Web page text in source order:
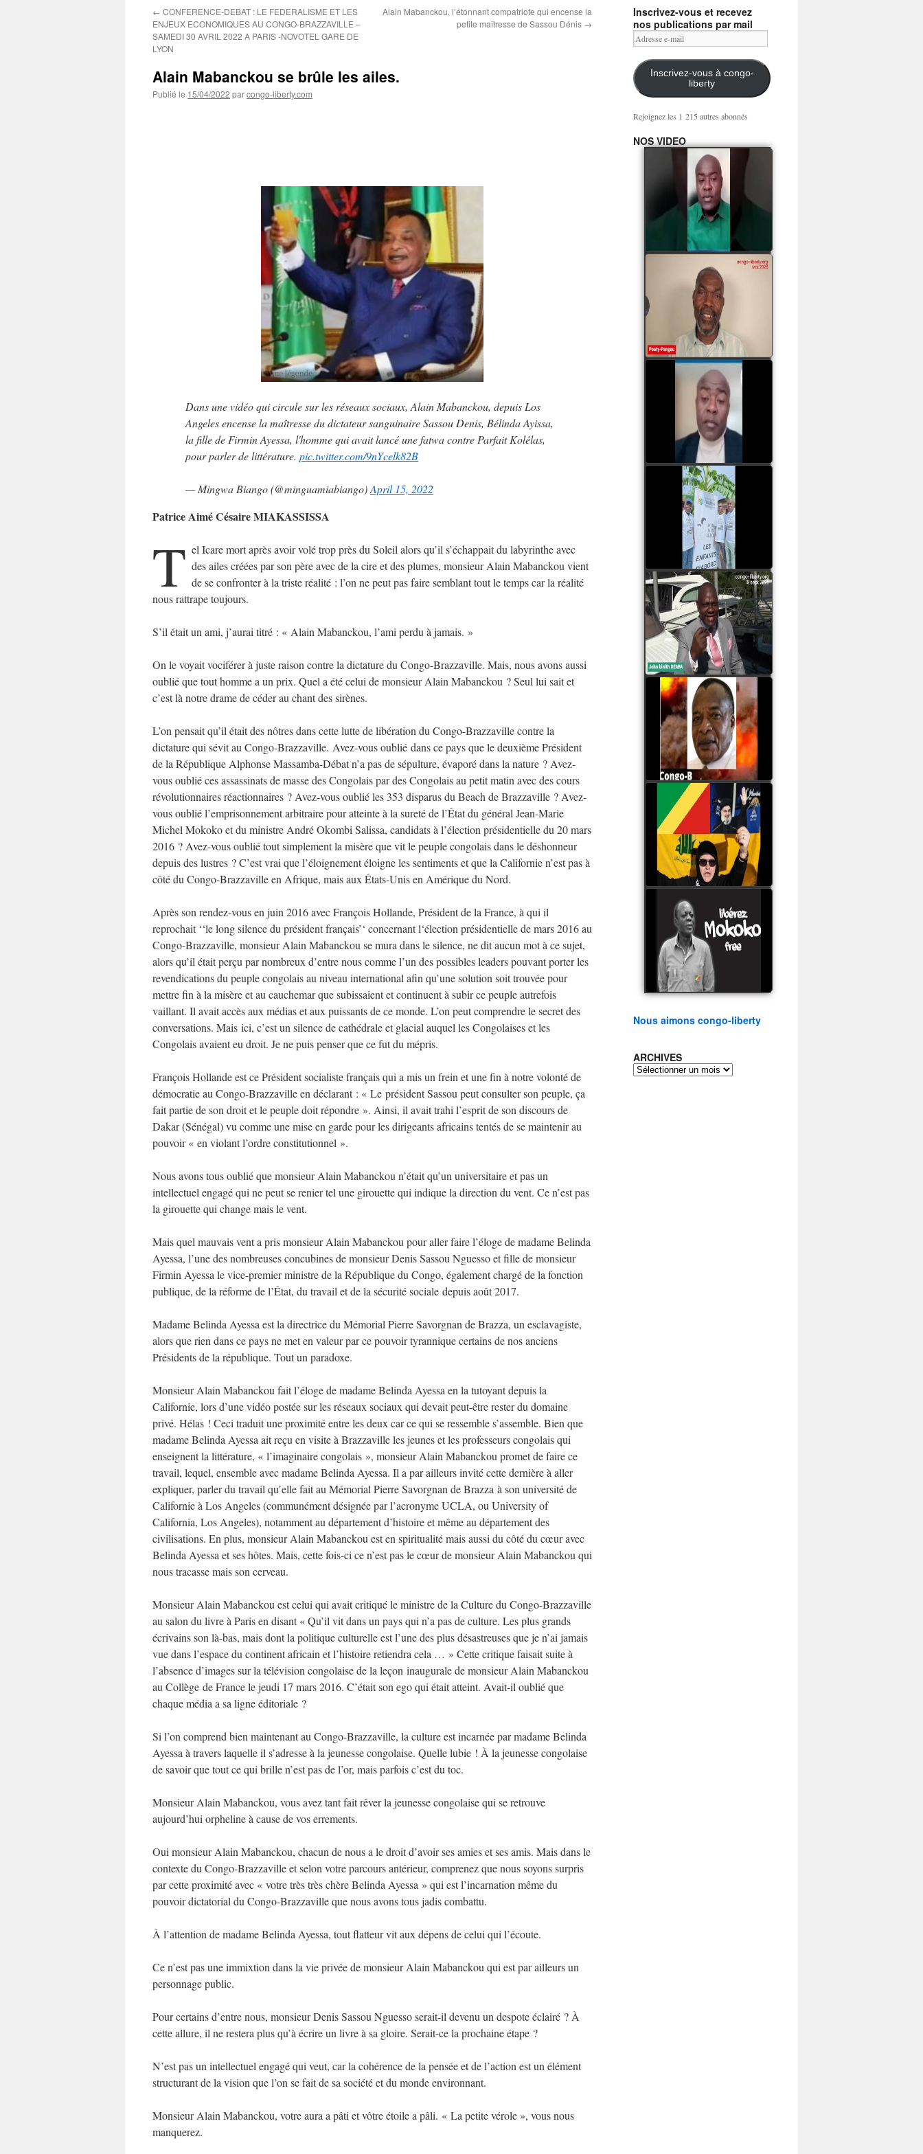
← CONFERENCE-DEBAT : LE FEDERALISME ET LES
ENJEUX ECONOMIQUES AU CONGO-BRAZZAVILLE –
SAMEDI 30 AVRIL 2022 A PARIS -NOVOTEL GARE DE
LYON
Alain Mabanckou, l’étonnant compatriote qui encense la
petite maîtresse de Sassou Dénis →
Alain Mabanckou se brûle les ailes.
Publié le 15/04/2022 parcongo-liberty.com
Dans une vidéo qui circule sur les réseaux sociaux, Alain Mabanckou, depuis Los
Angeles encense la maîtresse du dictateur sanguinaire Sassou Denis, Bélinda Ayissa,
la fille de Firmin Ayessa, l'homme qui avait lancé une fatwa contre Parfait Kolélas,
pour parler de littérature. pic.twitter.com/9nYcelk82B
— Mingwa Biango (@minguamiabiango)April 15, 2022
Patrice Aimé Césaire MIAKASSISSA
T el Icare mort après avoir volé trop près du Soleil alors qu’il s’échappait du labyrinthe avec
des ailes créées par son père avec de la cire et des plumes, monsieur Alain Mabanckou vient
de se confronter à la triste réalité : l’on ne peut pas faire semblant tout le temps car la réalité
nous rattrape toujours.
S’il était un ami, j’aurai titré : « Alain Mabanckou, l’ami perdu à jamais. »
On le voyait vociférer à juste raison contre la dictature du Congo-Brazzaville. Mais, nous avons aussi
oublié que tout homme a un prix. Quel a été celui de monsieur Alain Mabanckou ? Seul lui sait et
c’est là notre drame de céder au chant des sirènes.
L’on pensait qu’il était des nôtres dans cette lutte de libération du Congo-Brazzaville contre la
dictature qui sévit au Congo-Brazzaville. Avez-vous oublié dans ce pays que le deuxième Président
de la République Alphonse Massamba-Débat n’a pas de sépulture, évaporé dans la nature ? Avez-
vous oublié ces assassinats de masse des Congolais par des Congolais au petit matin avec des cours
révolutionnaires réactionnaires ? Avez-vous oublié les 353 disparus du Beach de Brazzaville ? Avez-
vous oublié l’emprisonnement arbitraire pour atteinte à la sureté de l’État du général Jean-Marie
Michel Mokoko et du ministre André Okombi Salissa, candidats à l’élection présidentielle du 20 mars
2016 ? Avez-vous oublié tout simplement la misère que vit le peuple congolais dans le déshonneur
depuis des lustres ? C’est vrai que l’éloignement éloigne les sentiments et que la Californie n’est pas à
côté du Congo-Brazzaville en Afrique, mais aux États-Unis en Amérique du Nord.
Après son rendez-vous en juin 2016 avec François Hollande, Président de la France, à qui il
reprochait ‘‘le long silence du président français’‘ concernant l‘élection présidentielle de mars 2016 au
Congo-Brazzaville, monsieur Alain Mabanckou se mura dans le silence, ne dit aucun mot à ce sujet,
alors qu’il était perçu par nombreux d’entre nous comme l’un des possibles leaders pouvant porter les
revendications du peuple congolais au niveau international afin qu’une solution soit trouvée pour
mettre fin à la misère et au cauchemar que subissaient et continuent à subir ce peuple autrefois
vaillant. Il avait accès aux médias et aux puissants de ce monde. L’on peut comprendre le secret des
conversations. Mais ici, c’est un silence de cathédrale et glacial auquel les Congolaises et les
Congolais avaient eu droit. Je ne puis penser que ce fut du mépris.
François Hollande est ce Président socialiste français qui a mis un frein et une fin à notre volonté de
démocratie au Congo-Brazzaville en déclarant : « Le président Sassou peut consulter son peuple, ça
fait partie de son droit et le peuple doit répondre ». Ainsi, il avait trahi l’esprit de son discours de
Dakar (Sénégal) vu comme une mise en garde pour les dirigeants africains tentés de se maintenir au
pouvoir « en violant l’ordre constitutionnel ».
Nous avons tous oublié que monsieur Alain Mabanckou n’était qu’un universitaire et pas un
intellectuel engagé qui ne peut se renier tel une girouette qui indique la direction du vent. Ce n’est pas
la girouette qui change mais le vent.
Mais quel mauvais vent a pris monsieur Alain Mabanckou pour aller faire l’éloge de madame Belinda
Ayessa, l’une des nombreuses concubines de monsieur Denis Sassou Nguesso et fille de monsieur
Firmin Ayessa le vice-premier ministre de la République du Congo, également chargé de la fonction
publique, de la réforme de l’État, du travail et de la sécurité sociale depuis août 2017.
Madame Belinda Ayessa est la directrice du Mémorial Pierre Savorgnan de Brazza, un esclavagiste,
alors que rien dans ce pays ne met en valeur par ce pouvoir tyrannique certains de nos anciens
Présidents de la république. Tout un paradoxe.
Monsieur Alain Mabanckou fait l’éloge de madame Belinda Ayessa en la tutoyant depuis la
Californie, lors d’une vidéo postée sur les réseaux sociaux qui devait peut-être rester du domaine
privé. Hélas ! Ceci traduit une proximité entre les deux car ce qui se ressemble s’assemble. Bien que
madame Belinda Ayessa ait reçu en visite à Brazzaville les jeunes et les professeurs congolais qui
enseignent la littérature, « l’imaginaire congolais », monsieur Alain Mabanckou promet de faire ce
travail, lequel, ensemble avec madame Belinda Ayessa. Il a par ailleurs invité cette dernière à aller
expliquer, parler du travail qu’elle fait au Mémorial Pierre Savorgnan de Brazza à son université de
Californie à Los Angeles (communément désignée par l’acronyme UCLA, ou University of
California, Los Angeles), notamment au département d’histoire et même au département des
civilisations. En plus, monsieur Alain Mabanckou est en spiritualité mais aussi du côté du cœur avec
Belinda Ayessa et ses hôtes. Mais, cette fois-ci ce n’est pas le cœur de monsieur Alain Mabanckou qui
nous tracasse mais son cerveau.
Monsieur Alain Mabanckou est celui qui avait critiqué le ministre de la Culture du Congo-Brazzaville
au salon du livre à Paris en disant « Qu’il vit dans un pays qui n’a pas de culture. Les plus grands
écrivains son là-bas, mais dont la politique culturelle est l’une des plus désastreuses que je n’ai jamais
vue dans l’espace du continent africain et l’histoire retiendra cela … » Cette critique faisait suite à
l’absence d’images sur la télévision congolaise de la leçon inaugurale de monsieur Alain Mabanckou
au Collège de France le jeudi 17 mars 2016. C’était son ego qui était atteint. Avait-il oublié que
chaque média a sa ligne éditoriale ?
Si l’on comprend bien maintenant au Congo-Brazzaville, la culture est incarnée par madame Belinda
Ayessa à travers laquelle il s’adresse à la jeunesse congolaise. Quelle lubie ! À la jeunesse congolaise
de savoir que tout ce qui brille n’est pas de l’or, mais parfois c’est du toc.
Monsieur Alain Mabanckou, vous avez tant fait rêver la jeunesse congolaise qui se retrouve
aujourd’hui orpheline à cause de vos errements.
Oui monsieur Alain Mabanckou, chacun de nous a le droit d’avoir ses amies et ses amis. Mais dans le
contexte du Congo-Brazzaville et selon votre parcours antérieur, comprenez que nous soyons surpris
par cette proximité avec « votre très très chère Belinda Ayessa » qui est l’incarnation même du
pouvoir dictatorial du Congo-Brazzaville que nous avons tous jadis combattu.
À l’attention de madame Belinda Ayessa, tout flatteur vit aux dépens de celui qui l’écoute.
Ce n’est pas une immixtion dans la vie privée de monsieur Alain Mabanckou qui est par ailleurs un
personnage public.
Pour certains d’entre nous, monsieur Denis Sassou Nguesso serait-il devenu un despote éclairé ? À
cette allure, il ne restera plus qu’à écrire un livre à sa gloire. Serait-ce la prochaine étape ?
N’est pas un intellectuel engagé qui veut, car la cohérence de la pensée et de l’action est un élément
structurant de la vision que l’on se fait de sa société et du monde environnant.
Monsieur Alain Mabanckou, votre aura a pâti et vôtre étoile a pâli. « La petite vérole », vous nous
manquerez.
Inscrivez-vous et recevez
nos publications par mail
Adresse
e-
mail
Inscrivez-vous à congo-
liberty
Rejoignez les 1 215 autres abonnés
NOS VIDEO
Mingwa BIANGO : Ni
les mercenaires russes,
ni la garde présidentielle
ne mourront pour
Sassou Denis
watch video
POATY PANGOU
parle de la coquille vide
Collinet Makosso, des
assassinats des jeunes
par Serge OBOA
watch video
Sassou Nguesso est
revenu au pouvoir par
les armes, il ne quittera
le pouvoir que par la
force
watch video
watch video
John Binith Dzaba
s'exprime sur le voyage
de Rodrigue Malanda
Samba à Paris
watch video
Poaty Pangou La
Conférence des ethnies
est la seule solution pour
éviter la scission du
Congo B
watch video
Les liaisons dangereuses
du clan Sassou Nguesso
avec le Hezbollah
watch video
Le Général Mokoko est
l'unique légitimité
présidentielle du peuple
congolais
watch video
Nous aimons congo-liberty
ARCHIVES
ARCHIVES